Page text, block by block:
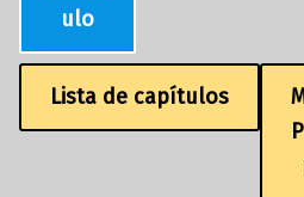
ulo
Lista de capítulos